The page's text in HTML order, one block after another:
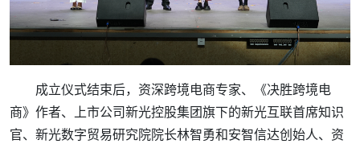
成立仪式结束后，资深跨境电商专家、《决胜跨境电
商》作者、上市公司新光控股集团旗下的新光互联首席知识
官、新光数字贸易研究院院长林智勇和安智信达创始人、资